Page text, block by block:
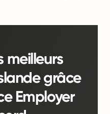
meilleurs
grâce
Employer